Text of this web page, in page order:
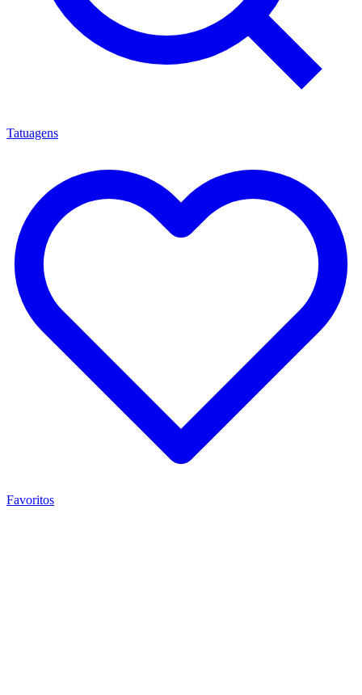
Tatuagens
Favoritos